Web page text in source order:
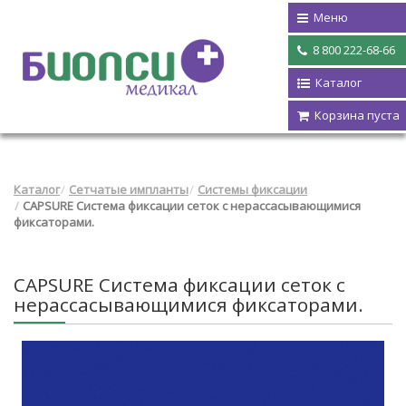
Меню
8 800 222-68-66
Каталог
Корзина пуста
Каталог Сетчатые импланты
Системы фиксации
CAPSURE Система фиксации сеток с нерассасывающимися
фиксаторами.
CAPSURE Система фиксации сеток с
нерассасывающимися фиксаторами.